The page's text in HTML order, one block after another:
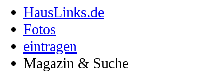
HausLinks.de
Fotos
eintragen
Magazin & Suche